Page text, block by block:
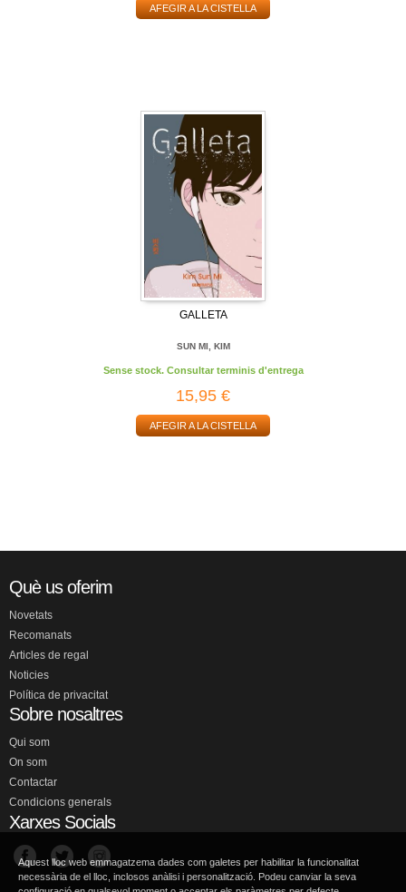
AFEGIR A LA CISTELLA
GALLETA
SUN MI, KIM
Sense stock. Consultar terminis d'entrega
15,95 €
AFEGIR A LA CISTELLA
Què us oferim
Novetats
Recomanats
Articles de regal
Noticies
Política de privacitat
Sobre nosaltres
Qui som
On som
Contactar
Condicions generals
Xarxes Socials
Aquest lloc web emmagatzema dades com galetes per habilitar la funcionalitat
necessària de el lloc, inclosos anàlisi i personalització. Podeu canviar la seva